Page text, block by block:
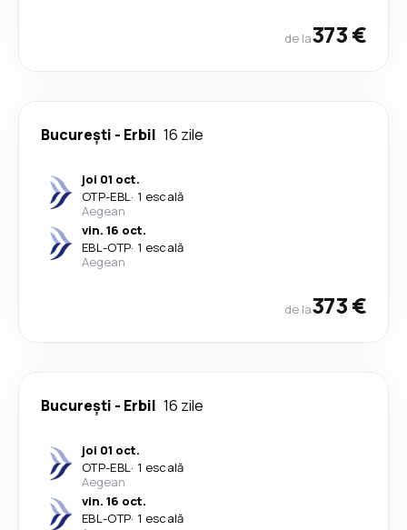
de la373 €
București - Erbil 16 zile
joi 01 oct.
OTP-EBL· 1 escală
Aegean
vin. 16 oct.
EBL-OTP· 1 escală
Aegean
de la373 €
București - Erbil 16 zile
joi 01 oct.
OTP-EBL· 1 escală
Aegean
vin. 16 oct.
EBL-OTP· 1 escală